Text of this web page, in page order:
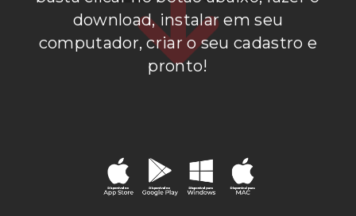
download, instalar em seu
computador, criar o seu cadastro e
pronto!